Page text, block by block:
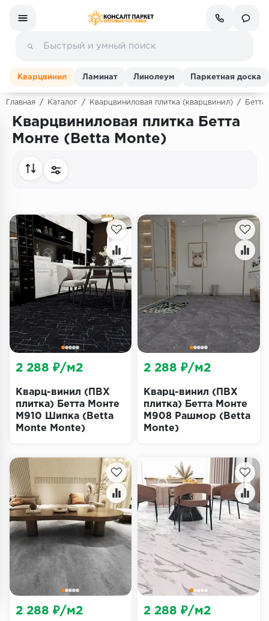
Ламинат
Линолеум
Инженерная доска
Паркетная доска
Террасная доска
Пробковое покрытие
Ковровая плитка
Подложка
Строительные материалы
Кварцвинил Ламинат Линолеум Паркетная доска
Главная / Каталог / Кварцвиниловая плитка (кварцвинил) /
Кварцвиниловая плитка Бетта
Монте (Betta Monte)
Кварц-винил (ПВХ
плитка) Бетта Монте
M910 Шипка (Betta
Monte Monte)
2 288 ₽/м2
Кварц-винил (ПВХ
плитка) Бетта Монте
M908 Рашмор (Betta
Monte)
2 288 ₽/м2
2 288 ₽/м2 2 288 ₽/м2